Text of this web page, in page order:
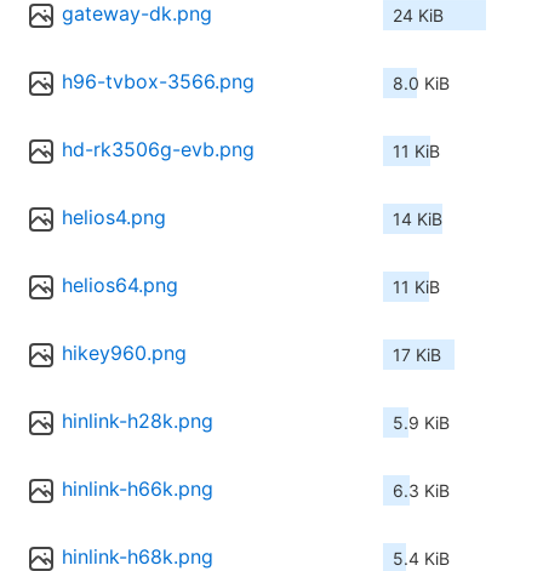
gateway-dk.png 24 KiB
h96-tvbox-3566.png 8.0 KiB
hd-rk3506g-evb.png 11 KiB
helios4.png 14 KiB
helios64.png 11 KiB
hikey960.png 17 KiB
hinlink-h28k.png 5.9 KiB
hinlink-h66k.png 6.3 KiB
hinlink-h68k.png 5.4 KiB